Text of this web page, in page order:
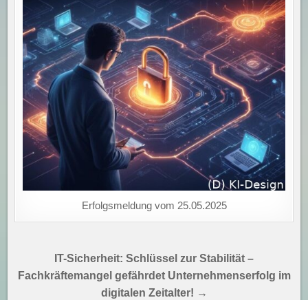
Erfolgsmeldung vom 25.05.2025
Beitragsnavigation
IT-Sicherheit: Schlüssel zur Stabilität –
Fachkräftemangel gefährdet Unternehmenserfolg im
digitalen Zeitalter! →